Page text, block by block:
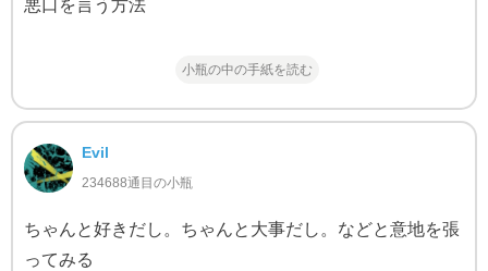
悪口を言う方法
小瓶の中の手紙を読む
Evil
234688通目の小瓶
ちゃんと好きだし。ちゃんと大事だし。などと意地を張
ってみる